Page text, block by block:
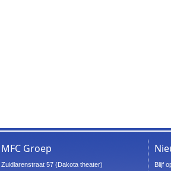
MFC Groep
Zuidlarenstraat 57 (Dakota theater)
Blijf